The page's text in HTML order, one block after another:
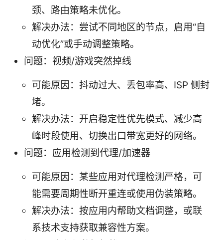
颈、路由策略未优化。
解决办法：尝试不同地区的节点，启用“自
动优化”或手动调整策略。
问题：视频/游戏突然掉线
可能原因：抖动过大、丢包率高、ISP 侧封
堵。
解决办法：开启稳定性优先模式、减少高
峰时段使用、切换出口带宽更好的网络。
问题：应用检测到代理/加速器
可能原因：某些应用对代理检测严格，可
能需要周期性断开重连或使用伪装策略。
解决办法：按应用内帮助文档调整，或联
系技术支持获取兼容性方案。